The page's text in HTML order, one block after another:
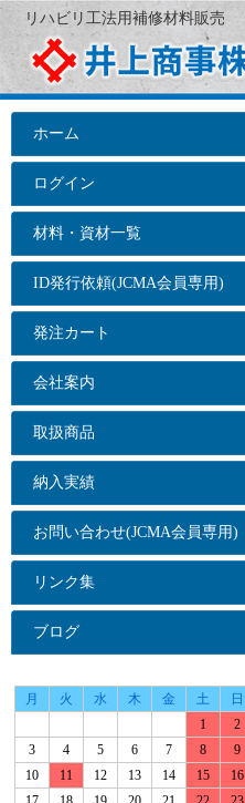
リハビリ工法用補修材料販売
ホーム
ログイン
材料・資材一覧
ID発行依頼(JCMA会員専用)
発注カート
会社案内
取扱商品
納入実績
お問い合わせ(JCMA会員専用)
リンク集
ブログ
月 火 水 木 金 土
日
1
2
3
4 5 6 7 8
9
10
11 12 13 14 15
16